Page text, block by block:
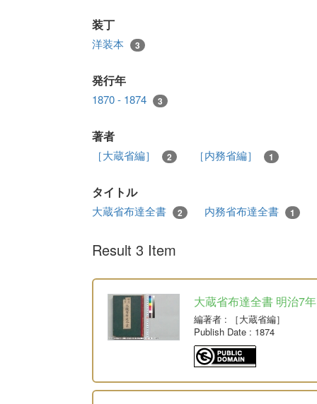
装丁
洋装本 3
発行年
1870 - 1874 3
著者
［大蔵省編］ 2 ［内務省編］ 1
タイトル
大蔵省布達全書 2 内務省布達全書 1
Result 3 Item
大蔵省布達全書 明治7年
編著者 : ［大蔵省編］
Publish Date : 1874